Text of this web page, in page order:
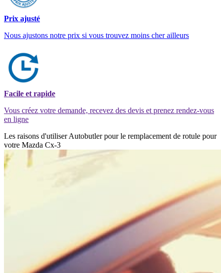
Prix ajusté
Nous ajustons notre prix si vous trouvez moins cher ailleurs
Facile et rapide
Vous créez votre demande, recevez des devis et prenez rendez-vous
en ligne
Les raisons d'utiliser Autobutler pour le remplacement de rotule pour
votre Mazda Cx-3